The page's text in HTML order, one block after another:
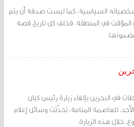
شخصياته السياسية، كما ليست صدفة أن يتم
المؤقت في المنطقة. فخلف كل تاريخ قصة
في البحرين بإلغاء زيارة رئيس كيان
للعاصمة المنامة، تحدّثت وسائل إعلام
خلال هذه الزيارة.